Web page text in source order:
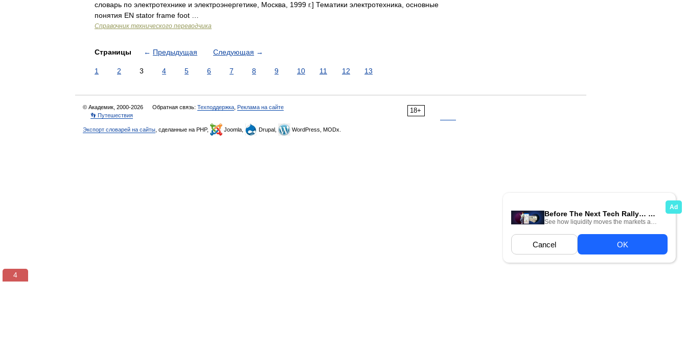
словарь по электротехнике и электроэнергетике, Москва, 1999 г.] Тематики электротехника, основные
понятия EN stator frame foot …
Справочник технического переводчика
Страницы ← Предыдущая Следующая →
1 2 3 4 5 6 7 8 9 10 11 12 13
18+
© Академик, 2000-2026 Обратная связь: Техподдержка Реклама на сайте
👣 Путешествия
Экспорт словарей на сайты , сделанные на PHP, Joomla, Drupal, WordPress, MODx.
3